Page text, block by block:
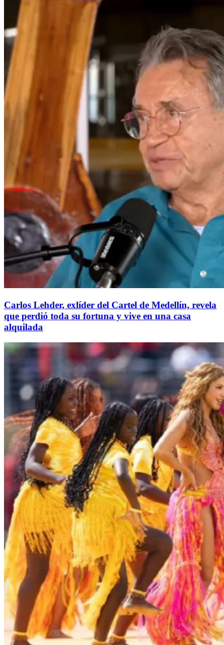
Carlos Lehder, exlíder del Cartel de Medellín, revela
que perdió toda su fortuna y vive en una casa
alquilada